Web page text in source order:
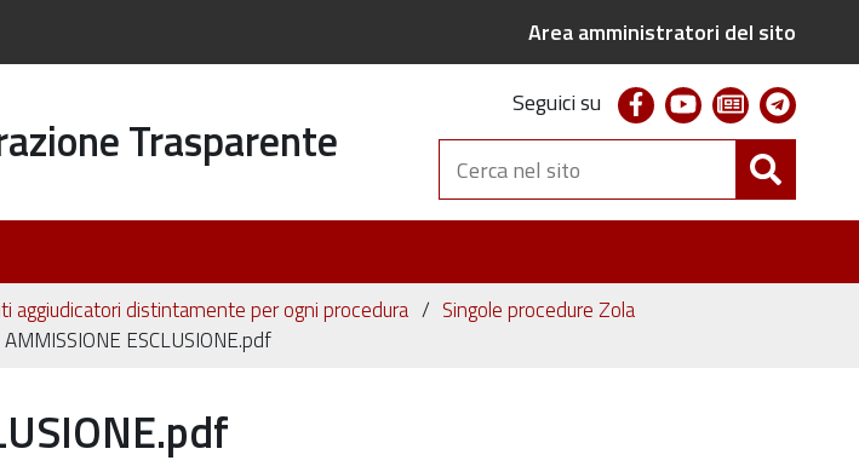
Area amministratori del sito
Trasparente
Seguici su facebookyoutubenewsletter
Cerca
nel
sito
aggiudicatori distintamente per ogni procedura
Singole procedure Zola
ESCLUSIONE.pdf